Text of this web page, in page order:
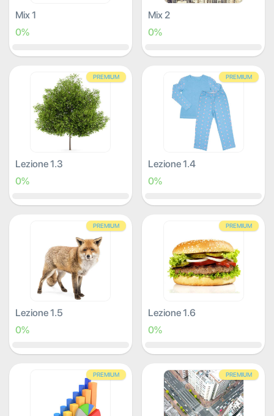
Mix 1
0%
Mix 2
0%
PREMIUM
Lezione 1.3
0%
PREMIUM
Lezione 1.4
0%
PREMIUM
Lezione 1.5
0%
PREMIUM
Lezione 1.6
0%
PREMIUM PREMIUM